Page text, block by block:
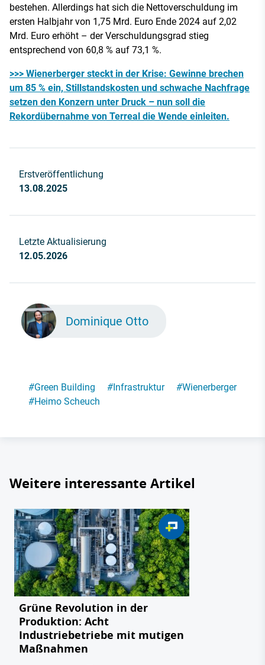
bestehen. Allerdings hat sich die Nettoverschuldung im
ersten Halbjahr von 1,75 Mrd. Euro Ende 2024 auf 2,02
Mrd. Euro erhöht – der Verschuldungsgrad stieg
entsprechend von 60,8 % auf 73,1 %.
>>> Wienerberger steckt in der Krise: Gewinne brechen
um 85 % ein, Stillstandskosten und schwache Nachfrage
setzen den Konzern unter Druck – nun soll die
Rekordübernahme von Terreal die Wende einleiten.
Erstveröffentlichung
13.08.2025
Letzte Aktualisierung
12.05.2026
Dominique Otto
#Green Building #Infrastruktur #Wienerberger
#Heimo Scheuch
Weitere interessante Artikel
Grüne Revolution in der
Produktion: Acht
Industriebetriebe mit mutigen
Maßnahmen